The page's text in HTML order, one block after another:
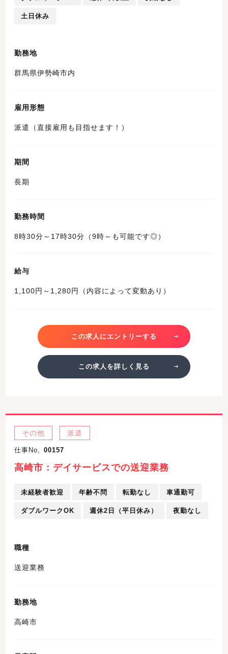
土日休み
勤務地
群馬県伊勢崎市内
雇用形態
派遣（直接雇用も目指せます！）
期間
長期
勤務時間
8時30分～17時30分（9時～も可能です◎）
給与
1,100円～1,280円（内容によって変動あり）
この求人にエントリーする
この求人を詳しく見る
その他 派遣
仕事No, 00157
高崎市：デイサービスでの送迎業務
未経験者歓迎 年齢不問 転勤なし 車通勤可
ダブルワークOK 週休2日（平日休み） 夜勤なし
職種
送迎業務
勤務地
高崎市